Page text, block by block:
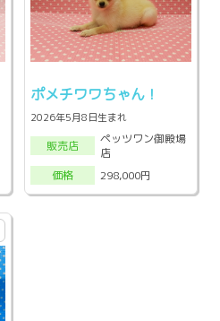
ポメチワワちゃん！
2026年5月8日生まれ
販売店
ペッツワン御殿場
店
価格
298,000円